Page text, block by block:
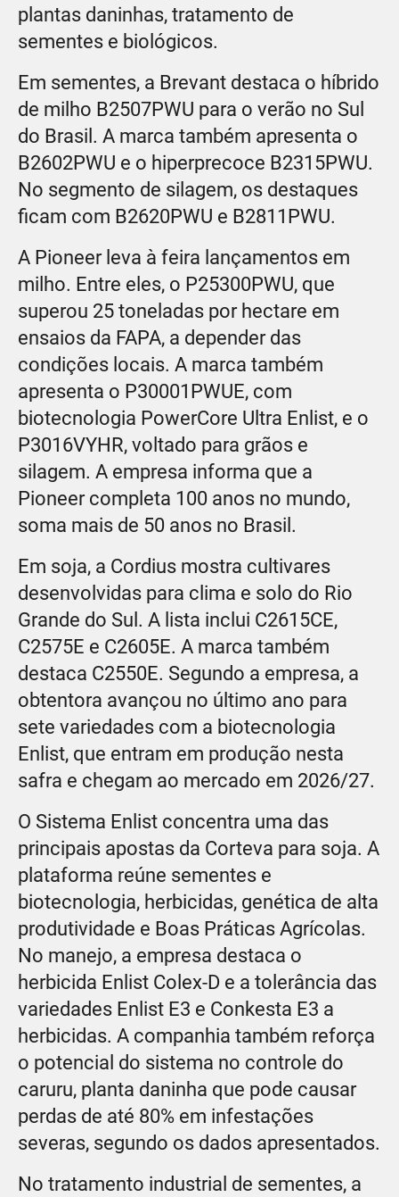
plantas daninhas, tratamento de
sementes e biológicos.
Em sementes, a Brevant destaca o híbrido
de milho B2507PWU para o verão no Sul
do Brasil. A marca também apresenta o
B2602PWU e o hiperprecoce B2315PWU.
No segmento de silagem, os destaques
ficam com B2620PWU e B2811PWU.
A Pioneer leva à feira lançamentos em
milho. Entre eles, o P25300PWU, que
superou 25 toneladas por hectare em
ensaios da FAPA, a depender das
condições locais. A marca também
apresenta o P30001PWUE, com
biotecnologia PowerCore Ultra Enlist, e o
P3016VYHR, voltado para grãos e
silagem. A empresa informa que a
Pioneer completa 100 anos no mundo,
soma mais de 50 anos no Brasil.
Em soja, a Cordius mostra cultivares
desenvolvidas para clima e solo do Rio
Grande do Sul. A lista inclui C2615CE,
C2575E e C2605E. A marca também
destaca C2550E. Segundo a empresa, a
obtentora avançou no último ano para
sete variedades com a biotecnologia
Enlist, que entram em produção nesta
safra e chegam ao mercado em 2026/27.
O Sistema Enlist concentra uma das
principais apostas da Corteva para soja. A
plataforma reúne sementes e
biotecnologia, herbicidas, genética de alta
produtividade e Boas Práticas Agrícolas.
No manejo, a empresa destaca o
herbicida Enlist Colex-D e a tolerância das
variedades Enlist E3 e Conkesta E3 a
herbicidas. A companhia também reforça
o potencial do sistema no controle do
caruru, planta daninha que pode causar
perdas de até 80% em infestações
severas, segundo os dados apresentados.
No tratamento industrial de sementes, a